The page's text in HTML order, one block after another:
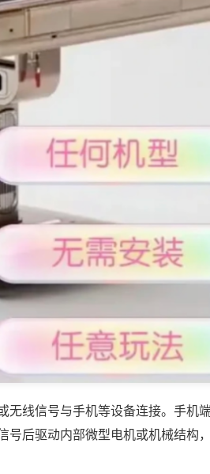
无线信号与手机等设备连接。手机
号后驱动内部微型电机或机械结构